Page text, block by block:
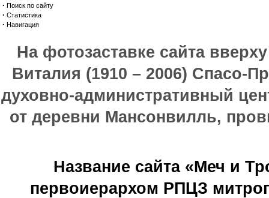
· Поиск по сайту
· Статистика
· Навигация
На фотозаставке сайта
Виталия (1910 – 2006) Спасо-
духовно-административный
от деревни Мансонвилль,
Название сайта «Меч и
первоиерархом РПЦЗ